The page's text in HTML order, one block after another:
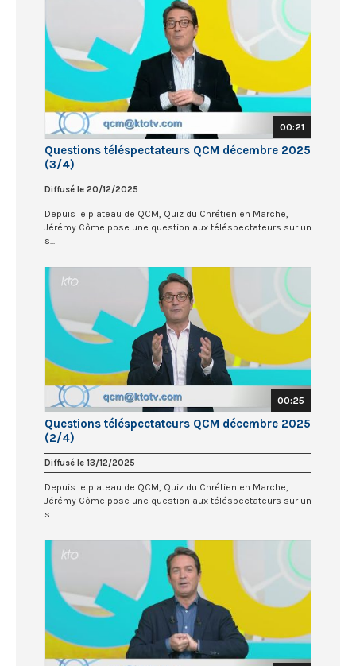
00:21
Questions téléspectateurs QCM décembre 2025
(3/4)
Diffusé le 20/12/2025
Depuis le plateau de QCM, Quiz du Chrétien en Marche,
Jérémy Côme pose une question aux téléspectateurs sur un
s...
00:25
Questions téléspectateurs QCM décembre 2025
(2/4)
Diffusé le 13/12/2025
Depuis le plateau de QCM, Quiz du Chrétien en Marche,
Jérémy Côme pose une question aux téléspectateurs sur un
s...